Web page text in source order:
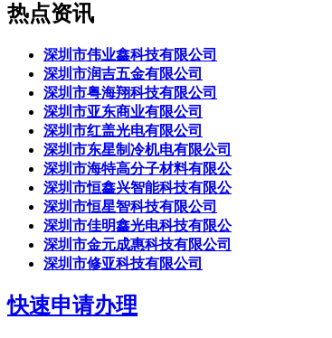
热点资讯
深圳市伟业鑫科技有限公司
深圳市润吉五金有限公司
深圳市粤海翔科技有限公司
深圳市亚东商业有限公司
深圳市红盖光电有限公司
深圳市东星制冷机电有限公司
深圳市海特高分子材料有限公
深圳市恒鑫兴智能科技有限公
深圳市恒星智科技有限公司
深圳市佳明鑫光电科技有限公
深圳市金元成惠科技有限公司
深圳市修亚科技有限公司
快速申请办理